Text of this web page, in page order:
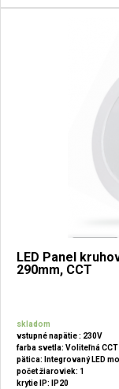
LED Panel
290mm, CCT
skladom
vstupné napätie : 230V
farba svetla: Voliteľná CCT
pätica: Integrovaný LED
počet žiaroviek: 1
krytie IP: IP20